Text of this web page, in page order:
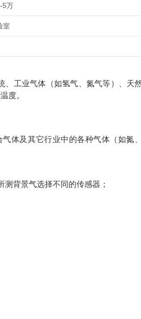
5万
室
、工业气体（如氢气、氮气等）、天
度。
体及其它行业中的各种气体（如氮
背景气选择不同的传感器；